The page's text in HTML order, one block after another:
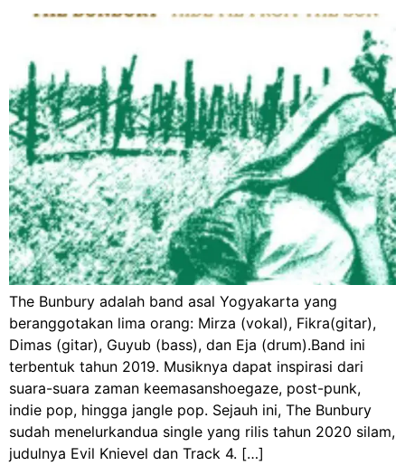
The Bunbury adalah band asal Yogyakarta yang
beranggotakan lima orang: Mirza (vokal), Fikra(gitar),
Dimas (gitar), Guyub (bass), dan Eja (drum).Band ini
terbentuk tahun 2019. Musiknya dapat inspirasi dari
suara-suara zaman keemasanshoegaze, post-punk,
indie pop, hingga jangle pop. Sejauh ini, The Bunbury
sudah menelurkandua single yang rilis tahun 2020 silam,
judulnya Evil Knievel dan Track 4. […]